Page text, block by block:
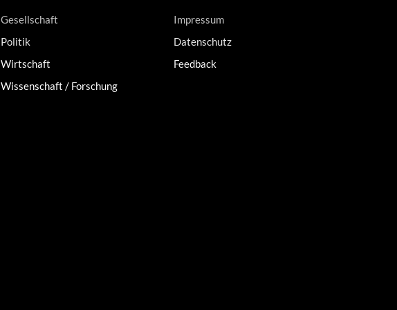
Gesellschaft
Politik
Wirtschaft
Wissenschaft / Forschung
Impressum
Datenschutz
Feedback